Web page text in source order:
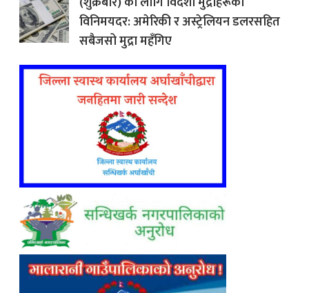
विनिमयदर: अमेरिकी र अस्ट्रेलियन डलरसहित
सबैजसो मुद्रा महँगिए